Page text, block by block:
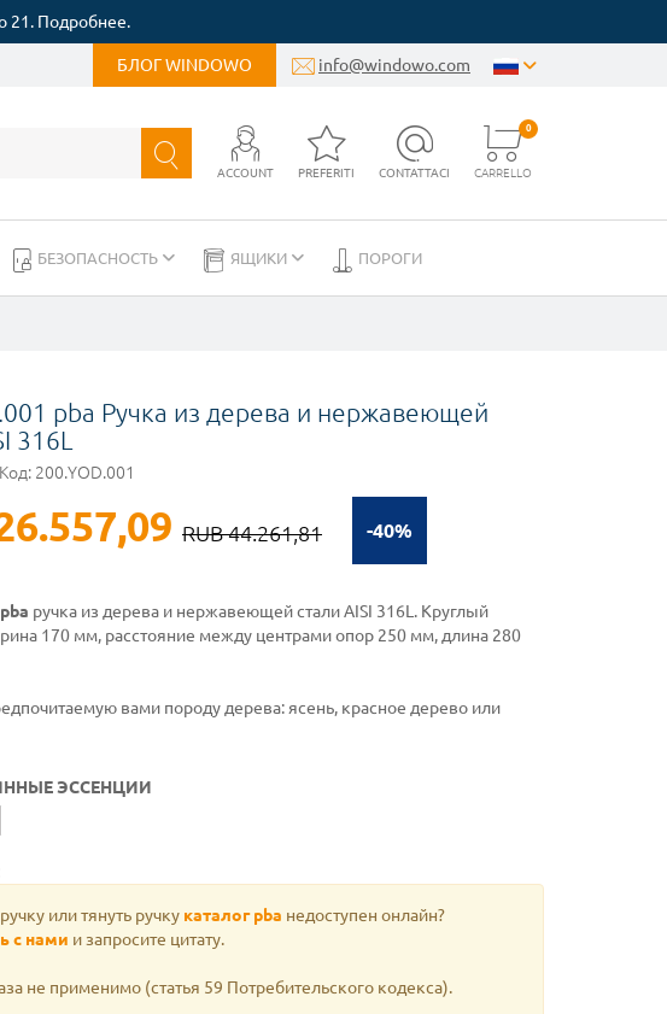
21. Подробнее.
БЛОГ WINDOWO info@windowo.com
ACCOUNT PREFERITI CONTATTACI CARRELLO
0
БЕЗОПАСНОСТЬ ЯЩИКИ ПОРОГИ
pba Ручка из дерева и нержавеющей
316L
Код: 200.YOD.001
-40%
RUB 44.261,81
ручка из дерева и нержавеющей стали AISI 316L. Круглый
170 мм, расстояние между центрами опор 250 мм, длина 280
вами породу дерева: ясень, красное дерево или
ЭССЕНЦИИ
или тянуть ручку каталог pba недоступен онлайн?
с нами и запросите цитату.
не применимо (статья 59 Потребительского кодекса).